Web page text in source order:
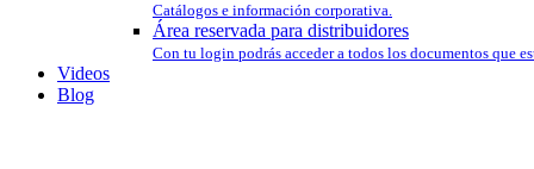
Catálogos e información corporativa.
Área reservada para distribuidores
Con tu login podrás acceder a todos los documentos que
Videos
Blog